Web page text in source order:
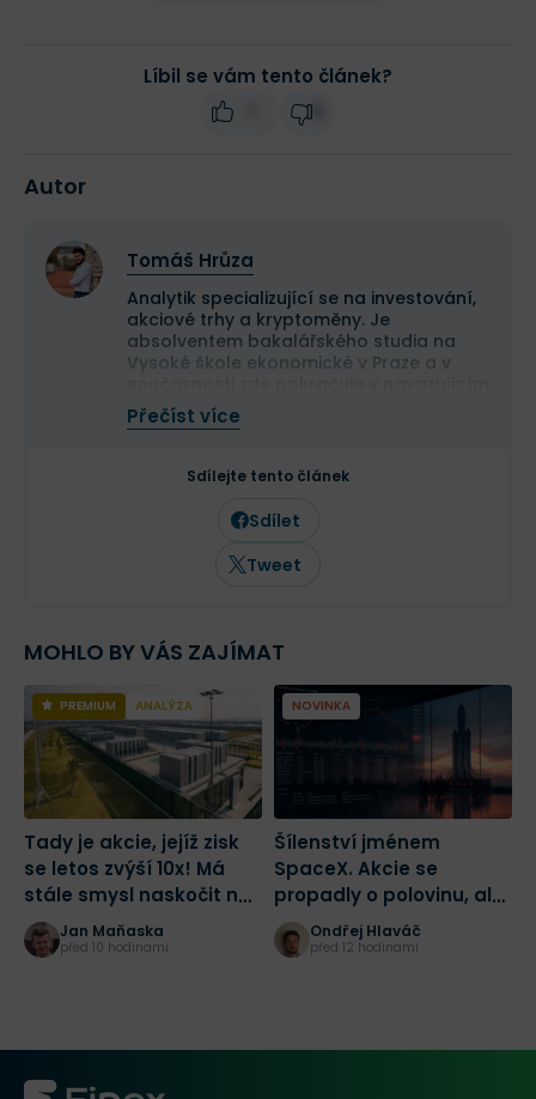
Líbil se vám tento článek?
Autor
Tomáš Hrůza
Analytik specializující se na investování,
akciové trhy a kryptoměny. Je
absolventem bakalářského studia na
Vysoké škole ekonomické v Praze a v
magisterském studiu.
Na finančních trzích se pohybuje již více
analýze tradičních i kryptoměnových
trhů. Ve Finexu působí jako šéfredaktor a
zaměřuje se na investování,
makroekonomii a aktuální dění na
finančních trzích.
Přečíst více
Sdílejte tento článek
Sdílet
Tweet
MOHLO BY VÁS ZAJÍMAT
PREMIUM ANALÝZA
Tady je akcie, jejíž zisk
se letos zvýší 10x! Má
stále smysl naskočit na
jednu z nejlepších sázek
na AI?
Jan Maňaska
před 10 hodinami
NOVINKA
Šílenství jménem
SpaceX. Akcie se
propadly o polovinu, ale
drobní investoři dál
masivně nakupují
Ondřej Hlaváč
před 12 hodinami